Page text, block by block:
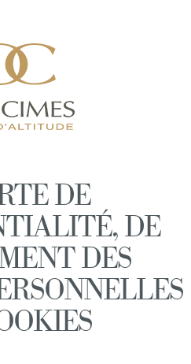
BONS
DE
DE
DES